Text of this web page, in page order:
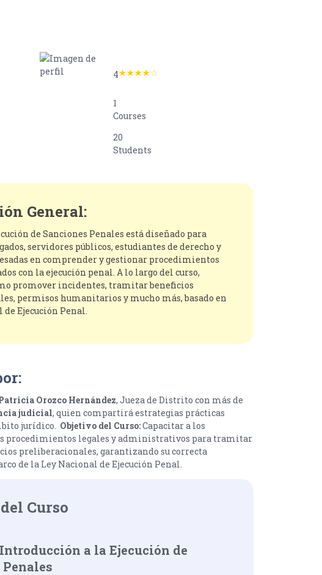
4
1
Courses
20
Students
General:
de Sanciones Penales está diseñado para
servidores públicos, estudiantes de derecho y
en comprender y gestionar procedimientos
con la ejecución penal. A lo largo del curso,
promover incidentes, tramitar beneficios
permisos humanitarios y mucho más, basado en
de Ejecución Penal.
Orozco Hernández, Jueza de Distrito con más de
judicial, quien compartirá estrategias prácticas
jurídico. Objetivo del Curso:Capacitar a los
procedimientos legales y administrativos para tramitar
preliberacionales, garantizando su correcta
de la Ley Nacional de Ejecución Penal.
Curso
a la Ejecución de